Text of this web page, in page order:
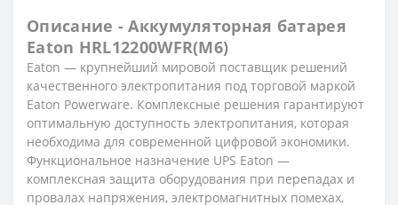
Описание - Аккумуляторная батарея
Eaton HRL12200WFR(M6)
Eaton — крупнейший мировой поставщик решений
качественного электропитания под торговой маркой
Eaton Powerware. Комплексные решения гарантируют
оптимальную доступность электропитания, которая
необходима для современной цифровой экономики.
Функциональное назначение UPS Eaton —
комплексная защита оборудования при перепадах и
провалах напряжения, электромагнитных помехах,